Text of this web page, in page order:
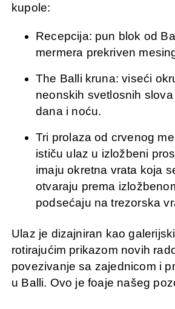
kupole:
Recepcija: pun blok od
mermera prekriven
The Balli kruna: viseći
neonskih svetlosnih
dana i noću.
Tri prolaza od crvenog
ističu ulaz u izložbeni
imaju okretna vrata koja
otvaraju prema
podsećaju na trezorska
Ulaz je dizajniran kao
rotirajućim prikazom novih
povezivanje sa zajednicom i
u Balli. Ovo je foaje našeg